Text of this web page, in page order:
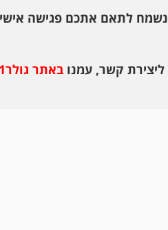
נשמח לתאם אתכם פגישה
ליצירת קשר, עמנו באתר גולר1 -